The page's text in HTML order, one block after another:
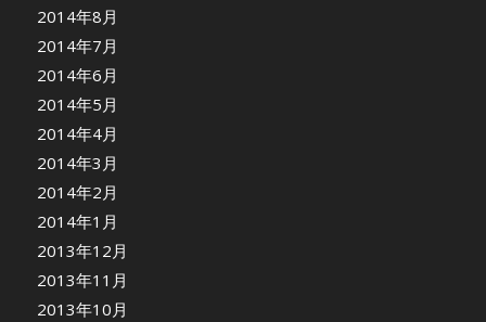
2014年8月
2014年7月
2014年6月
2014年5月
2014年4月
2014年3月
2014年2月
2014年1月
2013年12月
2013年11月
2013年10月